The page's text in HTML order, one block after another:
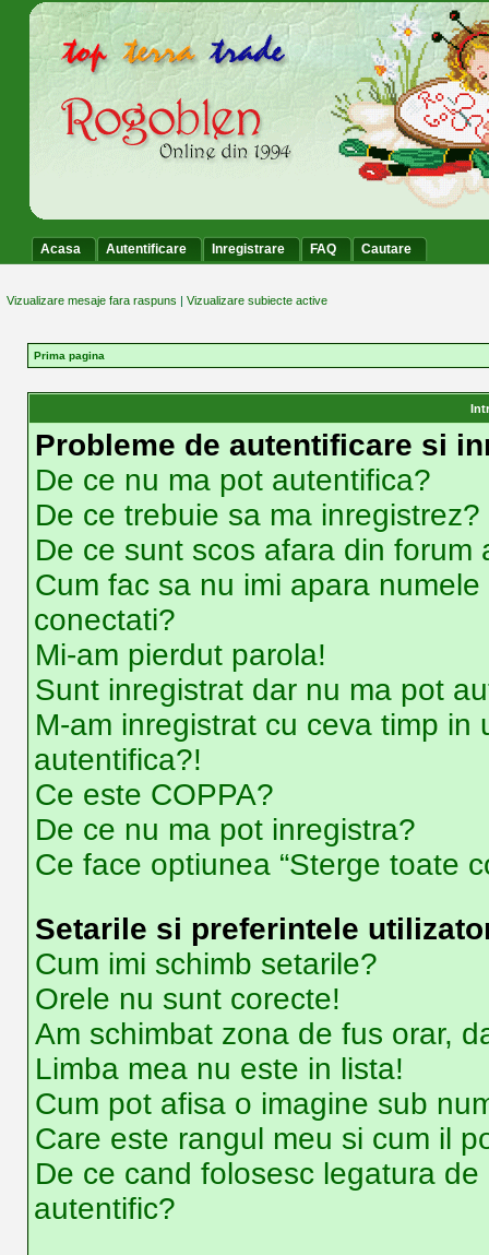
Acasa Autentificare Inregistrare FAQ Cautare
Vizualizare mesaje fara raspuns | Vizualizare subiecte active
Prima pagina
Probleme de autentificare si
De ce nu ma pot autentifica?
De ce trebuie sa ma inregistrez?
De ce sunt scos afara din forum
Cum fac sa nu imi apara
conectati?
Mi-am pierdut parola!
Sunt inregistrat dar nu ma pot
M-am inregistrat cu ceva timp
autentifica?!
Ce este COPPA?
De ce nu ma pot inregistra?
Ce face optiunea “Sterge toate
Setarile si preferintele
Cum imi schimb setarile?
Orele nu sunt corecte!
Am schimbat zona de fus orar,
Limba mea nu este in lista!
Cum pot afisa o imagine sub
Care este rangul meu si cum il
De ce cand folosesc legatura
autentific?